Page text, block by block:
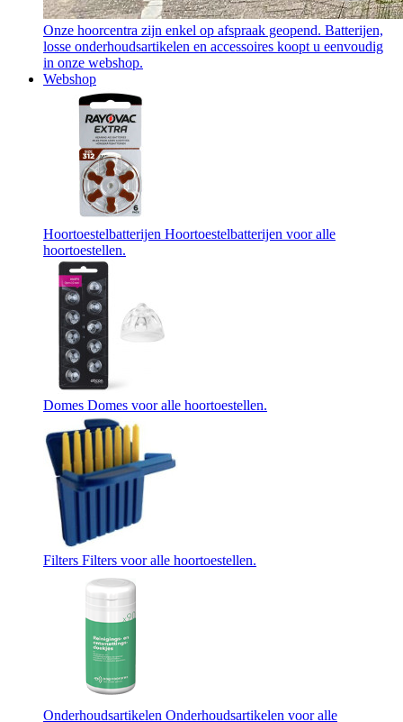
Onze hoorcentra zijn enkel op afspraak geopend. Batterijen,
losse onderhoudsartikelen en accessoires koopt u eenvoudig
in onze webshop.
Webshop
Hoortoestelbatterijen Hoortoestelbatterijen voor alle
hoortoestellen.
Domes Domes voor alle hoortoestellen.
Filters Filters voor alle hoortoestellen.
Onderhoudsartikelen Onderhoudsartikelen voor alle